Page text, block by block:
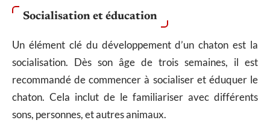
Socialisation et éducation
Un élément clé du développement d’un chaton est la
socialisation. Dès son âge de trois semaines, il est
recommandé de commencer à socialiser et éduquer le
chaton. Cela inclut de le familiariser avec différents
sons, personnes, et autres animaux.